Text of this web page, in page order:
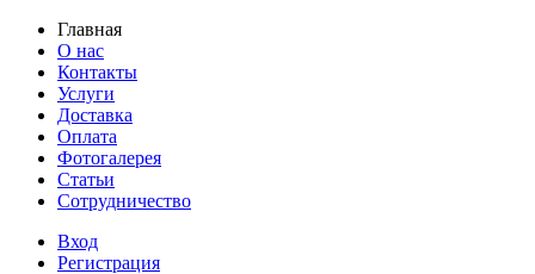
Главная
О нас
Контакты
Услуги
Доставка
Оплата
Фотогалерея
Статьи
Сотрудничество
Вход
Регистрация